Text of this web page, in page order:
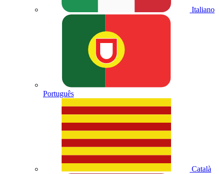
Italiano
Português
Català